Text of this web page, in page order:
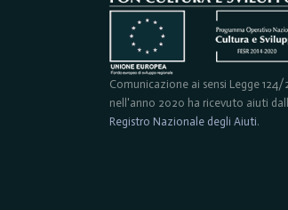
Comunicazione ai sensi Legge 124/
nell'anno 2020 ha ricevuto aiuti
Registro Nazionale degli Aiuti.